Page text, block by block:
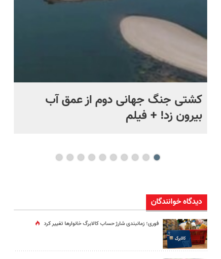
کشتی‌ جنگ جهانی دوم از عمق آب
بیرون زد! + فیلم
دیدگاه خوانندگان
فوری؛ زمانبندی‌ شارژ حساب کالابرگ خانوارها تغییر کرد